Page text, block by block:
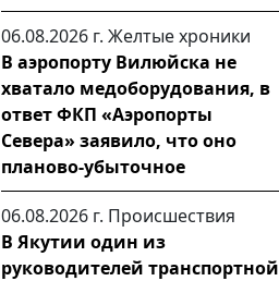
06.08.2026 г. Желтые хроники
В аэропорту Вилюйска не
хватало медоборудования, в
ответ ФКП «Аэропорты
Севера» заявило, что оно
планово-убыточное
06.08.2026 г. Происшествия
В Якутии один из
руководителей транспортной